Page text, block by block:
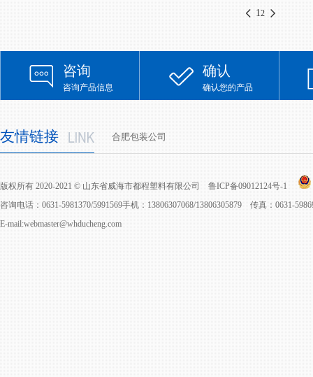
12
咨询
咨询产品信息
确认
确认您的产品
友情链接 合肥包装公司
版权所有 2020-2021 © 山东省威海市都程塑料有限公司 鲁ICP备09012124号-1
咨询电话：0631-5981370/5991569手机：13806307068/13806305879 传真：0631-
E-mail:webmaster@whducheng.com